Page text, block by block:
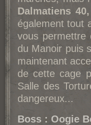
Dalmatiens
également tout
vous
du Manoir puis
maintenant
de cette cage
Salle des
dangereux...
Boss : Oogie